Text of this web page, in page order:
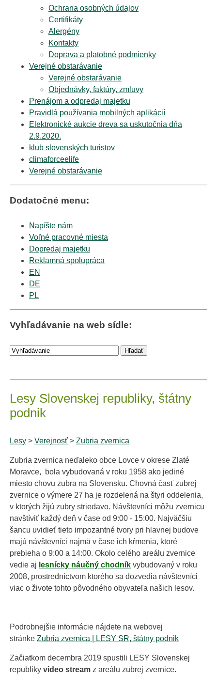
Ochrana osobných údajov
Certifikáty
Alergény
Kontakty
Doprava a platobné podmienky
Verejné obstarávanie
Verejné obstarávanie
Objednávky, faktúry, zmluvy
Prenájom a odpredaj majetku
Pravidlá používania mobilných aplikácií
Elektronické aukcie dreva sa uskutočnia dňa
2.9.2020.
klub slovenských turistov
climaforceelife
Verejné obstarávanie
Dodatočné menu:
Napíšte nám
Voľné pracovné miesta
Dopredaj majetku
Reklamná spolupráca
EN
DE
PL
Vyhľadávanie na web sídle:
Lesy Slovenskej republiky, štátny
podnik
Lesy > Verejnosť > Zubria zvernica
Zubria zvernica neďaleko obce Lovce v okrese Zlaté
Moravce, bola vybudovaná v roku 1958 ako jediné
miesto chovu zubra na Slovensku. Chovná časť zubrej
zvernice o výmere 27 ha je rozdelená na štyri oddelenia,
v ktorých žijú zubry striedavo. Návštevníci môžu zvernicu
navštíviť každý deň v čase od 9:00 - 15:00. Najväčšiu
šancu uvidieť tieto impozantné tvory pri hlavnej budove
majú návštevníci najmä v čase ich kŕmenia, ktoré
prebieha o 9:00 a 14:00. Okolo celého areálu zvernice
vedie aj lesnícky náučný chodník vybudovaný v roku
2008, prostredníctvom ktorého sa dozvedia návštevníci
viac o živote tohto pôvodného obyvateľa našich lesov.
Podrobnejšie informácie nájdete na webovej
stránke Zubria zvernica | LESY SR, štátny podnik
Začiatkom decembra 2019 spustili LESY Slovenskej
republiky video stream z areálu zubrej zvernice.